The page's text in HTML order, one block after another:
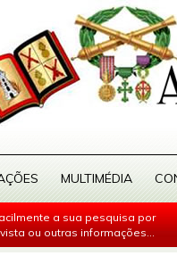
MULTIMÉDIA
a sua pesquisa por
ou outras informações...